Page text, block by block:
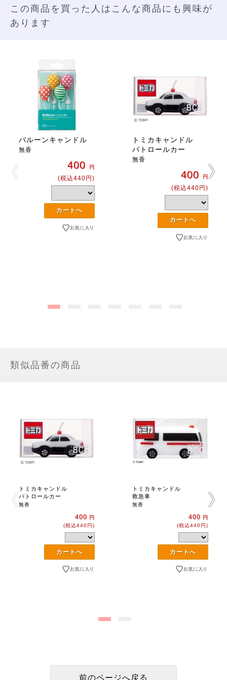
この商品を買った人はこんな商品にも興味が
あります
バルーンキャンドル
無香
400 円
(税込440円)
トミカキャンドル
パトロールカー
無香
400 円
(税込440円)
類似品番の商品
トミカキャンドル
パトロールカー
無香
400 円
(税込440円)
トミカキャンドル
救急車
無香
400 円
(税込440円)